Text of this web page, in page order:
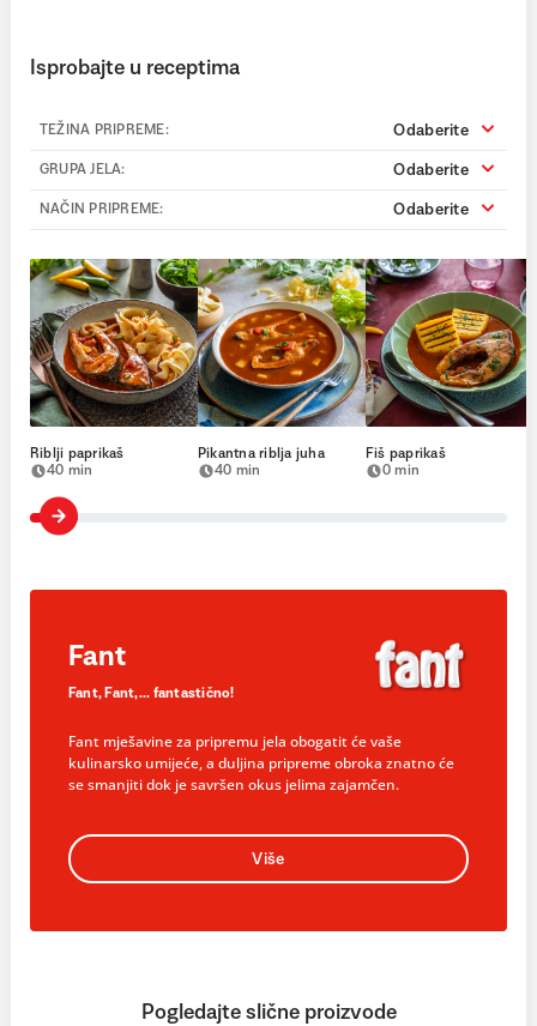
Isprobajte u receptima
TEŽINA PRIPREME: Odaberite
GRUPA JELA: Odaberite
NAČIN PRIPREME: Odaberite
Riblji paprikaš
40 min
Pikantna riblja juha
40 min
Fiš paprikaš
0 min
Fant
Fant, Fant,... fantastično!
Fant mješavine za pripremu jela obogatit će vaše
kulinarsko umijeće, a duljina pripreme obroka znatno će
se smanjiti dok je savršen okus jelima zajamčen.
Više
Pogledajte slične proizvode